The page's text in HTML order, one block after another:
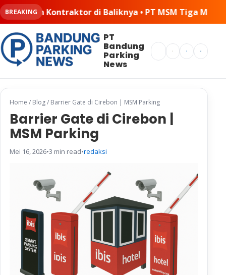
BREAKING
• PT MSM Tiga Matra Satria: Dinamika
PT
Bandung
Parking
News
Search
Home / Blog/ Barrier Gate di Cirebon | MSM Parking
Barrier Gate di Cirebon |
MSM Parking
Mei 16, 2026•3 min read•redaksi